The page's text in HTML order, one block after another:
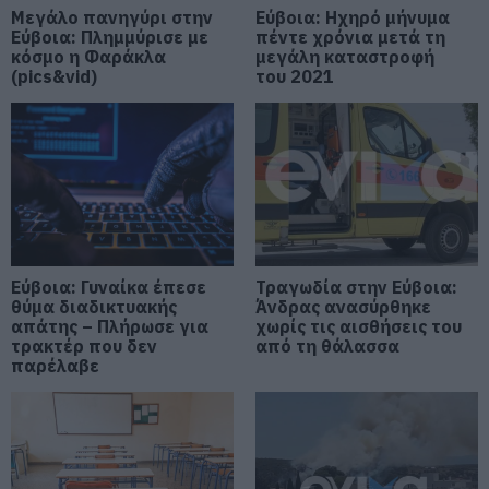
07.08.2026 | 20:00
Μητέρα και γιος οι νεκροί από τη
σύγκρουση αυτοκινήτου με
φορτηγό
07.08.2026 | 19:40
Ράγισαν καρδιές στην Εύβοια: Το
τελευταίο «αντίο» στον 36χρονο
επιχειρηματία
Νέο επίδομα 600 ευρώ για
σπουδαστές: Οι δικαιούχοι
07.08.2026 | 19:00
Αυτός ο δήμος της Εύβοιας πάει
στα δικαστήρια για τις
ανεμογεννήτριες
Μεγάλο πανηγύρι στην
Εύβοια: Πλημμύρισε με
κόσμο η Φαράκλα
(pics&vid)
Εύβοια: Ηχηρό μήνυμα
πέντε χρόνια μετά τη
μεγάλη καταστροφή
του 2021
Εύβοια: Γυναίκα έπεσε
θύμα διαδικτυακής
απάτης – Πλήρωσε για
τρακτέρ που δεν
παρέλαβε
Τραγωδία στην Εύβοια:
Άνδρας ανασύρθηκε
χωρίς τις αισθήσεις του
από τη θάλασσα